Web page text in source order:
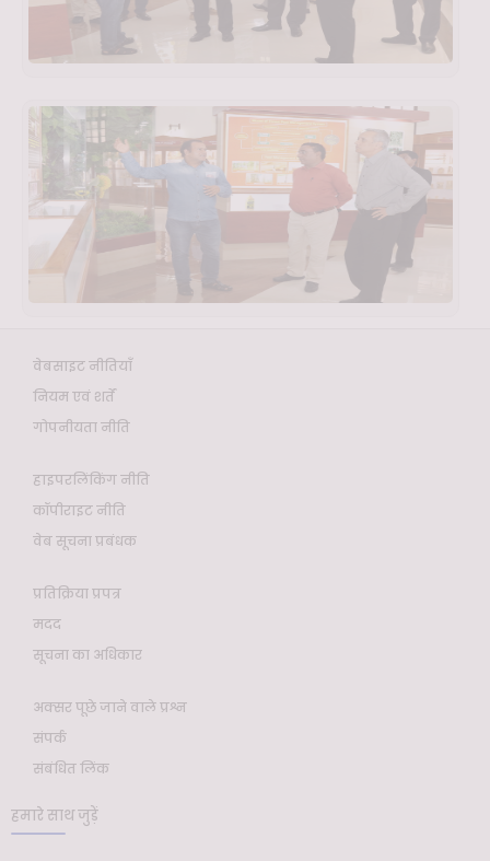
वेबसाइट नीतियाँ
नियम एवं शर्तें
गोपनीयता नीति
हाइपरलिंकिंग नीति
कॉपीराइट नीति
वेब सूचना प्रबंधक
प्रतिक्रिया प्रपत्र
मदद
सूचना का अधिकार
अक्सर पूछे जाने वाले प्रश्न
संपर्क
संबंधित लिंक
हमारे साथ जुड़ें